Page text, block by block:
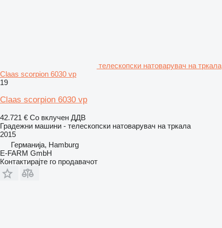
телескопски натоварувач на тркала
Claas scorpion 6030 vp
19
Claas scorpion 6030 vp
42.721 € Со вклучен ДДВ
Градежни машини - телескопски натоварувач на тркала
2015
Германија, Hamburg
E-FARM GmbH
Контактирајте го продавачот